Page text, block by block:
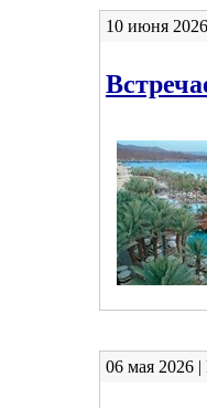
10 июня
06 мая 2026 |